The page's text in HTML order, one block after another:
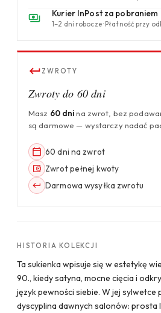
Kurier InPost za pobraniem
1–2 dni robocze · Płatność przy
ZWROTY
Zwroty do 60 dni
Masz 60 dnina zwrot, bez
są darmowe — wystarczy nadać
60 dni na zwrot
Zwrot pełnej kwoty
Darmowa wysyłka zwrotu
HISTORIA KOLEKCJI
Ta sukienka wpisuje się w estetykę
90., kiedy satyna, mocne cięcia i
język pewności siebie. W jej sylwetce
dyscyplina dawnych salonów: prosta